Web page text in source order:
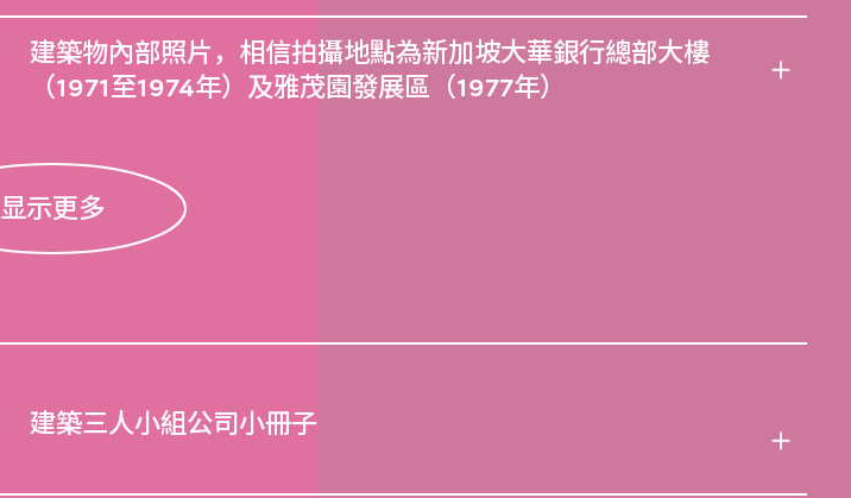
建築物內部照片，相信拍攝地點為新加坡大華銀行總部大樓
（1971至1974年）及雅茂園發展區（1977年）
显示更多
建築三人小組公司小冊子